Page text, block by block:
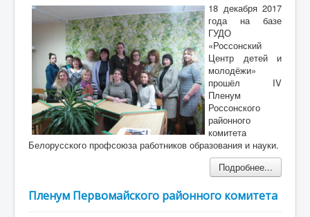
18 декабря 2017
года на базе
ГУДО
«Россонский
Центр детей и
молодёжи»
прошёл IV
Пленум
Россонского
районного
комитета
Белорусского профсоюза работников образования и науки.
Подробнее...
Пленум Первомайского районного комитета